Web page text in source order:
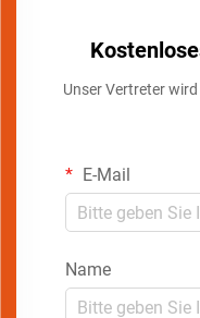
Unser Vertreter
E-Mail
Name